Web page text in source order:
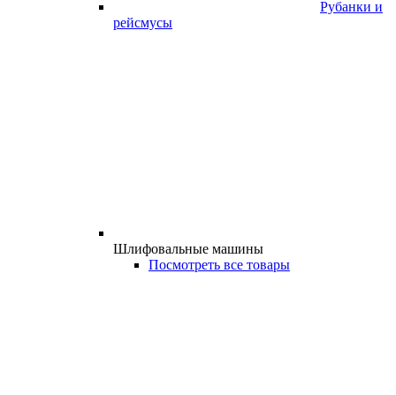
Рубанки и
рейсмусы
Шлифовальные машины
Посмотреть все товары